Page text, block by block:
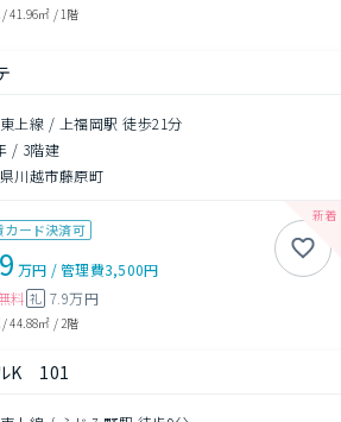
/41.96㎡ / 1階
上線 / 上福岡駅 徒歩21分
/ 3階建
川越市藤原町
カード決済可
万円 /管理費3,500円
料 礼 7.9万円
/44.88㎡ /2階
K 101